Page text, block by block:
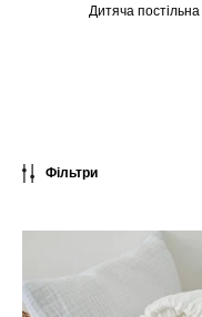
Дитяча
Фільтри